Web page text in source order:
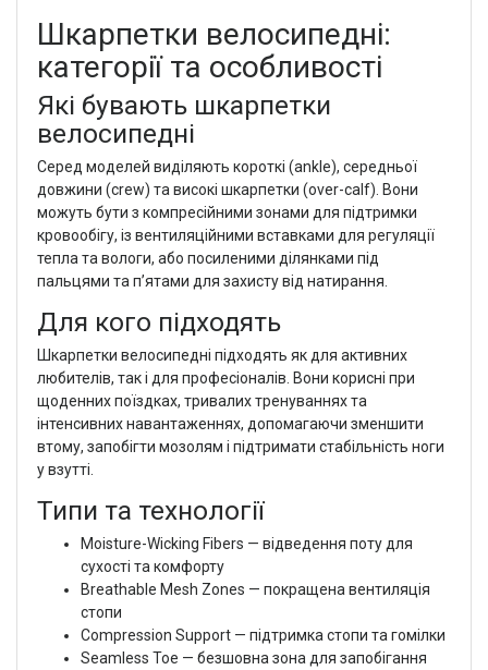
Шкарпетки велосипедні:
категорії та особливості
Які бувають шкарпетки
велосипедні
Серед моделей виділяють короткі (ankle), середньої
довжини (crew) та високі шкарпетки (over-calf). Вони
можуть бути з компресійними зонами для підтримки
кровообігу, із вентиляційними вставками для регуляції
тепла та вологи, або посиленими ділянками під
пальцями та п’ятами для захисту від натирання.
Для кого підходять
Шкарпетки велосипедні підходять як для активних
любителів, так і для професіоналів. Вони корисні при
щоденних поїздках, тривалих тренуваннях та
інтенсивних навантаженнях, допомагаючи зменшити
втому, запобігти мозолям і підтримати стабільність ноги
у взутті.
Типи та технології
Moisture-Wicking Fibers — відведення поту для
сухості та комфорту
Breathable Mesh Zones — покращена вентиляція
стопи
Compression Support — підтримка стопи та гомілки
Seamless Toe — безшовна зона для запобігання